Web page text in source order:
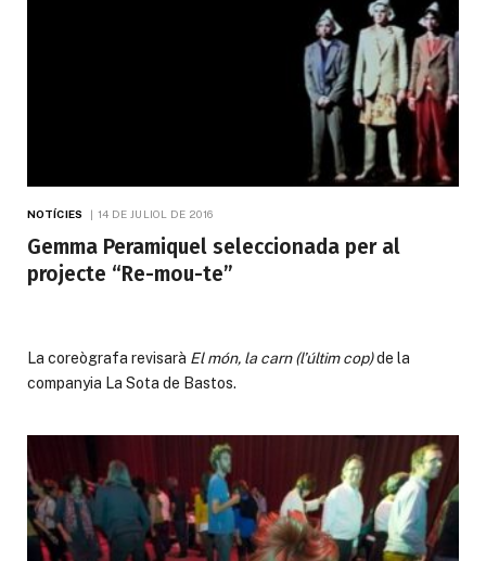
NOTÍCIES 14 DE JULIOL DE 2016
Gemma Peramiquel seleccionada per al
projecte “Re-mou-te”
La coreògrafa revisarà El món, la carn (l’últim cop)de la
companyia La Sota de Bastos.